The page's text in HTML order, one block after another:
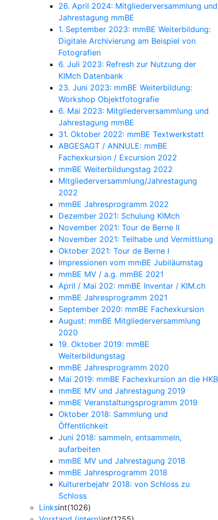
26. April 2024: Mitgliederversammlung und
Jahrestagung mmBE
1. September 2023: mmBE Weiterbildung:
Digitale Archivierung am Beispiel von
Fotografien
6. Juli 2023: Refresh zur Nutzung der
KIMch Datenbank
23. Juni 2023: mmBE Weiterbildung:
Workshop Objektfotografie
6. Mai 2023: Mitgliederversammlung und
Jahrestagung mmBE
31. Oktober 2022: mmBE Textwerkstatt
ABGESAGT / ANNULE: mmBE
Fachexkursion / Excursion 2022
mmBE Weiterbildungstag 2022
Mitgliederversammlung/Jahrestagung
2022
mmBE Jahresprogramm 2022
Dezember 2021: Schulung KIMch
November 2021: Tour de Berne II
November 2021: Teilhabe und Vermittlung
Oktober 2021: Tour de Berne I
Impressionen vom mmBE Jubiläumstag
mmBE MV / a.g. mmBE 2021
April / Mai 202: mmBE Inventar / KIM.ch
mmBE Jahresprogramm 2021
September 2020: mmBE Fachexkursion
August: mmBE Mitgliederversammlung
2020
19. Oktober 2019: mmBE
Weiterbildungstag
mmBE Jahresprogramm 2020
Mai 2019: mmBE Fachexkursion an die HKB
mmBE MV und Jahrestagung 2019
mmBE Veranstaltungsprogramm 2019
Oktober 2018: Sammlung und
Öffentlichkeit
Juni 2018: sammeln, entsammeln,
aufarbeiten
mmBE MV und Jahrestagung 2018
mmBE Jahresprogramm 2018
Kulturerbejahr 2018: von Schloss zu
Schloss
Linksint(1026)